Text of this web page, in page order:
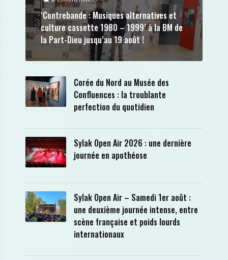
‘Contrebande : Musiques alternatives et
culture cassette 1980 – 1999’ à la BM de
la Part-Dieu jusqu’au 19 août !
Corée du Nord au Musée des
Confluences : la troublante
perfection du quotidien
Sylak Open Air 2026 : une dernière
journée en apothéose
Sylak Open Air – Samedi 1er août :
une deuxième journée intense, entre
scène française et poids lourds
internationaux